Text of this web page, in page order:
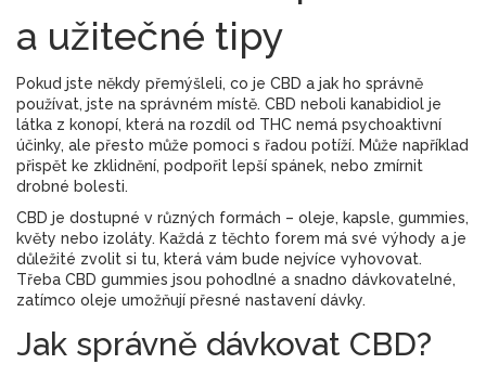
a užitečné tipy
Pokud jste někdy přemýšleli, co je CBD a jak ho správně
používat, jste na správném místě. CBD neboli kanabidiol je
látka z konopí, která na rozdíl od THC nemá psychoaktivní
účinky, ale přesto může pomoci s řadou potíží. Může například
přispět ke zklidnění, podpořit lepší spánek, nebo zmírnit
drobné bolesti.
CBD je dostupné v různých formách – oleje, kapsle, gummies,
květy nebo izoláty. Každá z těchto forem má své výhody a je
důležité zvolit si tu, která vám bude nejvíce vyhovovat.
Třeba CBD gummies jsou pohodlné a snadno dávkovatelné,
zatímco oleje umožňují přesné nastavení dávky.
Jak správně dávkovat CBD?